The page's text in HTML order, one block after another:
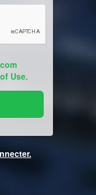
Use.